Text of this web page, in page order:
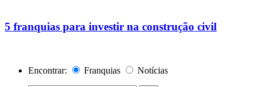
5 franquias para investir na construção civil
Encontrar: Franquias Notícias